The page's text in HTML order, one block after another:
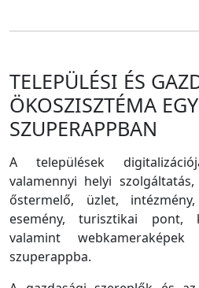
TELEPÜLÉSI ÉS
ÖKOSZISZTÉMA EGY
SZUPERAPPBAN
A települések
valamennyi helyi szolgáltatás,
őstermelő, üzlet,
esemény, turisztikai pont,
valamint
szuperappba.